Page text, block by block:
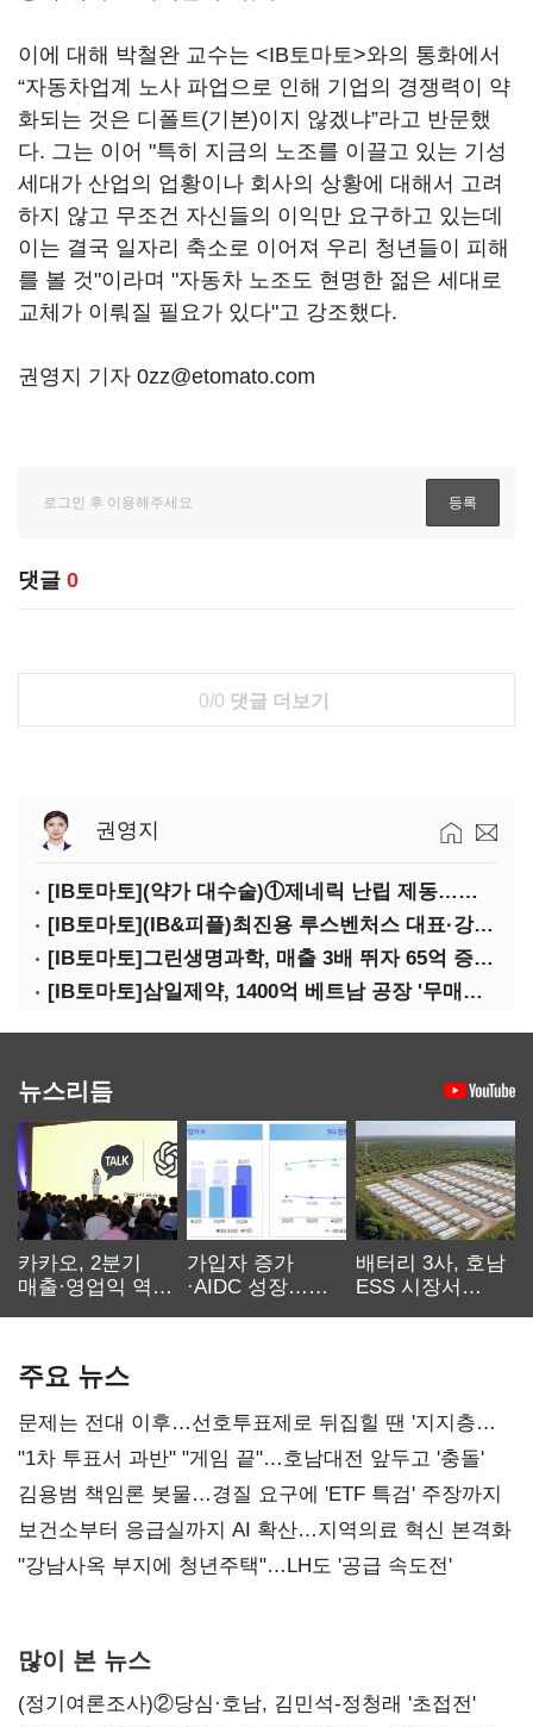
이에 대해 박철완 교수는 <IB토마토>와의 통화에서
“자동차업계 노사 파업으로 인해 기업의 경쟁력이 약
화되는 것은 디폴트(기본)이지 않겠냐”라고 반문했
다. 그는 이어 "특히 지금의 노조를 이끌고 있는 기성
세대가 산업의 업황이나 회사의 상황에 대해서 고려
하지 않고 무조건 자신들의 이익만 요구하고 있는데
이는 결국 일자리 축소로 이어져 우리 청년들이 피해
를 볼 것"이라며 "자동차 노조도 현명한 젊은 세대로
교체가 이뤄질 필요가 있다"고 강조했다.
권영지 기자 0zz@etomato.com
댓글 0
0/0 댓글 더보기
권영지
[IB토마토](약가 대수술)①제네릭 난립 제동…중소 제약사 수익성 비상
[IB토마토](IB&피플)최진용 루스벤처스 대표·강승순 이사
[IB토마토]그린생명과학, 매출 3배 뛰자 65억 증설…상위 2곳 의존도 82%
[IB토마토]삼일제약, 1400억 베트남 공장 '무매출'…한계기업 편입 위기
뉴스리듬
카카오, 2분기
매출·영업익 역대
가입자 증가
·AIDC 성장…
배터리 3사, 호남
ESS 시장서
주요 뉴스
문제는 전대 이후…선호투표제로 뒤집힐 땐 '지지층
불복'
"1차 투표서 과반" "게임 끝"…호남대전 앞두고 '충돌'
김용범 책임론 봇물…경질 요구에 'ETF 특검' 주장까지
보건소부터 응급실까지 AI 확산…지역의료 혁신 본격화
"강남사옥 부지에 청년주택"…LH도 '공급 속도전'
많이 본 뉴스
(정기여론조사)②당심·호남, 김민석-정청래 '초접전'